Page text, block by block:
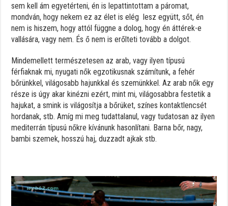
sem kell ám egyetérteni, én is lepattintottam a páromat,
mondván, hogy nekem ez az élet is elég lesz együtt, sőt, én
nem is hiszem, hogy attól függne a dolog, hogy én áttérek-e
vallására, vagy nem. És ő nem is erőlteti tovább a dolgot.
Mindemellett természetesen az arab, vagy ilyen típusú
férfiaknak mi, nyugati nők egzotikusnak számítunk, a fehér
bőrünkkel, világosabb hajunkkal és szemünkkel. Az arab nők egy
része is úgy akar kinézni ezért, mint mi, világosabbra festetik a
hajukat, a smink is világosítja a bőrüket, színes kontaktlencsét
hordanak, stb. Amíg mi meg tudattalanul, vagy tudatosan az ilyen
mediterrán típusú nőkre kívánunk hasonlítani. Barna bőr, nagy,
bambi szemek, hosszú haj, duzzadt ajkak stb.